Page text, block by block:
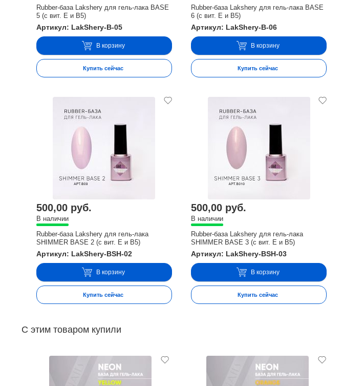
Rubber-база Lakshery для гель-лака BASE
5 (с вит. E и В5)
Артикул: LakShery-B-05
В корзину
Купить сейчас
Rubber-база Lakshery для гель-лака BASE
6 (с вит. E и В5)
Артикул: LakShery-B-06
В корзину
Купить сейчас
500,00 руб.
В наличии
Rubber-база Lakshery для гель-лака
SHIMMER BASE 2 (с вит. E и В5)
Артикул: LakShery-BSH-02
В корзину
Купить сейчас
500,00 руб.
В наличии
Rubber-база Lakshery для гель-лака
SHIMMER BASE 3 (с вит. E и В5)
Артикул: LakShery-BSH-03
В корзину
Купить сейчас
С этим товаром купили